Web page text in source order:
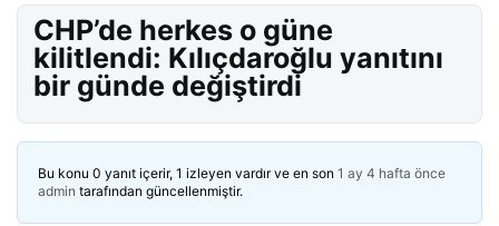
CHP’de herkes o güne
kilitlendi: Kılıçdaroğlu yanıtını
bir günde değiştirdi
Bu konu 0 yanıt içerir, 1 izleyen vardır ve en son 1 ay 4 hafta önce
admin tarafından güncellenmiştir.